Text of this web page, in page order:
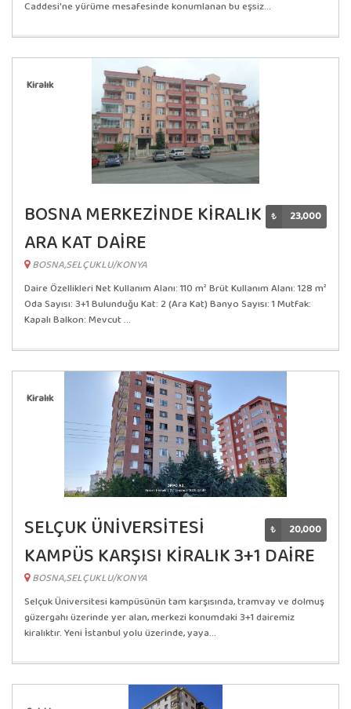
Caddesi'ne yürüme mesafesinde konumlanan bu eşsiz...
Kiralık
₺ 23,000
BOSNA MERKEZİNDE KİRALIK
ARA KAT DAİRE
BOSNA,SELÇUKLU/KONYA
Daire Özellikleri Net Kullanım Alanı: 110 m² Brüt Kullanım Alanı: 128 m²
Oda Sayısı: 3+1 Bulunduğu Kat: 2 (Ara Kat) Banyo Sayısı: 1 Mutfak:
Kapalı Balkon: Mevcut ...
Kiralık
₺ 20,000
SELÇUK ÜNİVERSİTESİ
KAMPÜS KARŞISI KİRALIK 3+1 DAİRE
BOSNA,SELÇUKLU/KONYA
Selçuk Üniversitesi kampüsünün tam karşısında, tramvay ve dolmuş
güzergahı üzerinde yer alan, merkezi konumdaki 3+1 dairemiz
kiralıktır. Yeni İstanbul yolu üzerinde, yaya...